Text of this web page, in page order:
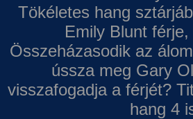
Tökéletes hang
Emily Blunt
Összeházasodik az
ússza meg Gary
visszafogadja a férjét?
hang 4